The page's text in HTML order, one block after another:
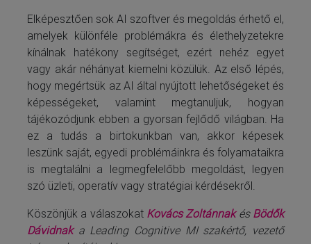
Elképesztően sok AI szoftver és megoldás érhető el,
amelyek különféle problémákra és élethelyzetekre
kínálnak hatékony segítséget, ezért nehéz egyet
vagy akár néhányat kiemelni közülük. Az első lépés,
hogy megértsük az AI által nyújtott lehetőségeket és
képességeket, valamint megtanuljuk, hogyan
tájékozódjunk ebben a gyorsan fejlődő világban. Ha
ez a tudás a birtokunkban van, akkor képesek
leszünk saját, egyedi problémáinkra és folyamataikra
is megtalálni a legmegfelelőbb megoldást, legyen
szó üzleti, operatív vagy stratégiai kérdésekről.
Köszönjük a válaszokat Kovács Zoltánnakés Bödők
Dávidnaka Leading Cognitive MI szakértő, vezető